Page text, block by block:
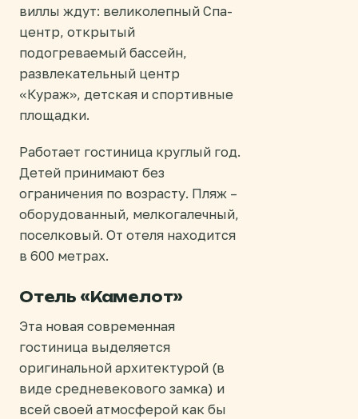
виллы ждут: великолепный Спа-
центр, открытый
подогреваемый бассейн,
развлекательный центр
«Кураж», детская и спортивные
площадки.
Работает гостиница круглый год.
Детей принимают без
ограничения по возрасту. Пляж –
оборудованный, мелкогалечный,
поселковый. От отеля находится
в 600 метрах.
Отель «Камелот»
Эта новая современная
гостиница выделяется
оригинальной архитектурой (в
виде средневекового замка) и
всей своей атмосферой как бы